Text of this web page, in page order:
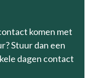
komen met
Stuur dan een
dagen contact